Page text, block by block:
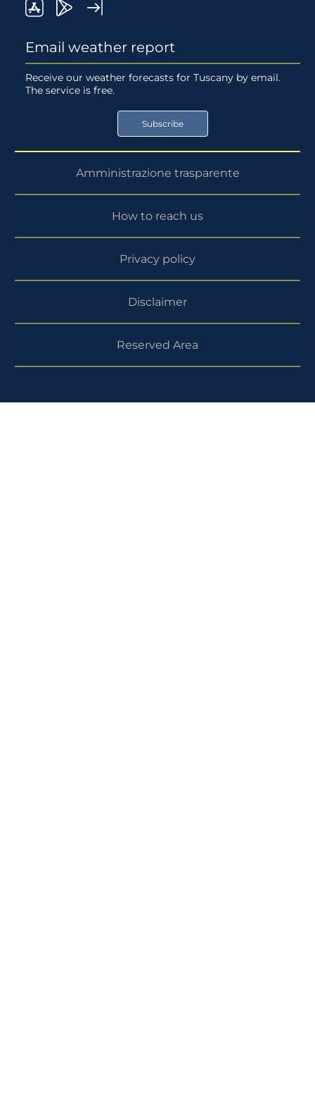
LaMMa
App
Store
Lamma
on
Google
Store
Email weather report
Receive our weather forecasts for Tuscany by email.
The service is free.
Subscribe
Amministrazione trasparente
How to reach us
Privacy policy
Disclaimer
Reserved Area